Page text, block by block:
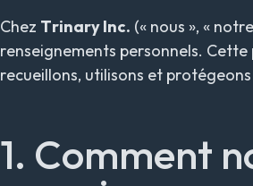
Chez Trinary Inc. (« nous », «
renseignements personnels.
recueillons, utilisons et
1. Comment